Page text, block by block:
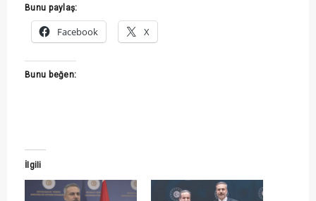
Bunu paylaş:
Facebook
X
Bunu beğen:
İlgili